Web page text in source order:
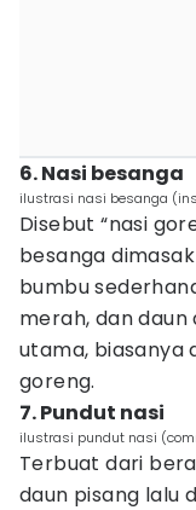
6. Nasi besanga
ilustrasi nasi besanga
Disebut “nasi
besanga
bumbu
merah, dan
utama, biasanya
goreng.
7. Pundut nasi
ilustrasi pundut nasi
Terbuat dari
daun pisang lalu